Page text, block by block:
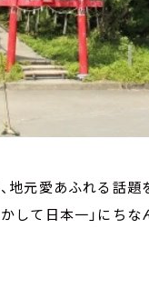
地元愛あふれる話題
して日本一」にち